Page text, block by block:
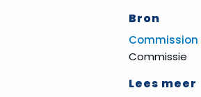
Bron
Commissie
Lees meer